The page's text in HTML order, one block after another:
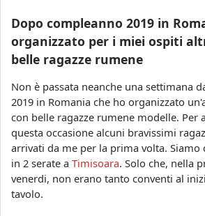
r
a
Dopo compleanno 2019 in
organizzato per i miei ospiti
belle ragazze rumene
Non è passata neanche una settimana
2019 in Romania che ho organizzato
con belle ragazze rumene modelle. Per
questa occasione alcuni bravissimi
arrivati da me per la prima volta.
in 2 serate a Timisoara. Solo che, nella
venerdi, non erano tanto conventi al
tavolo.